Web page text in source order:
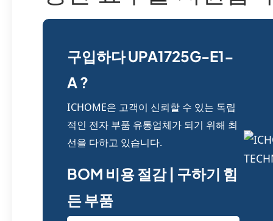
구입하다 UPA1725G-E1-
A ?
ICHOME은 고객이 신뢰할 수 있는 독립
적인 전자 부품 유통업체가 되기 위해 최
선을 다하고 있습니다.
BOM 비용 절감 | 구하기 힘
든 부품